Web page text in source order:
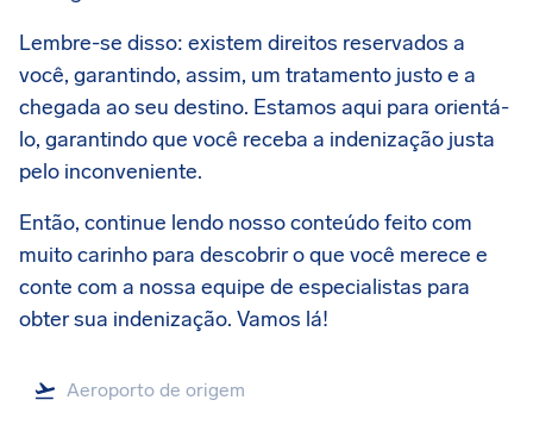
Lembre-se disso: existem direitos reservados a
você, garantindo, assim, um tratamento justo e a
chegada ao seu destino. Estamos aqui para orientá-
lo, garantindo que você receba a indenização justa
pelo inconveniente.
Então, continue lendo nosso conteúdo feito com
muito carinho para descobrir o que você merece e
conte com a nossa equipe de especialistas para
obter sua indenização. Vamos lá!